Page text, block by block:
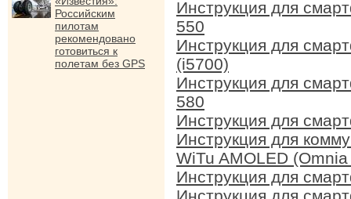
Российским
пилотам
рекомендовано
готовиться к
полетам без GPS
Инструкция для
550
Инструкция для
(i5700)
Инструкция для
580
Инструкция для
Инструкция для
WiTu AMOLED
Инструкция для